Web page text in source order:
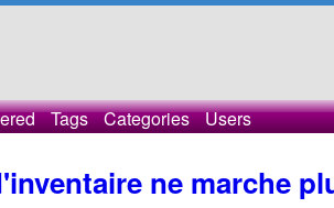
Tags Categories Users
ne marche